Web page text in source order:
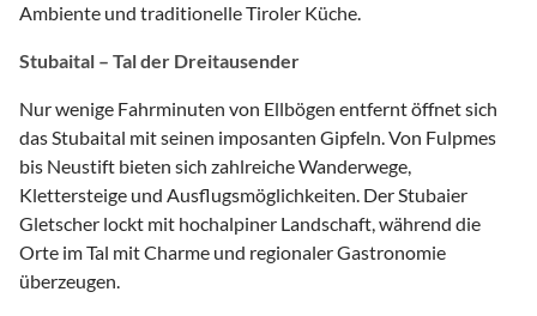
Ambiente und traditionelle Tiroler Küche.
Stubaital – Tal der Dreitausender
Nur wenige Fahrminuten von Ellbögen entfernt öffnet sich
das Stubaital mit seinen imposanten Gipfeln. Von Fulpmes
bis Neustift bieten sich zahlreiche Wanderwege,
Klettersteige und Ausflugsmöglichkeiten. Der Stubaier
Gletscher lockt mit hochalpiner Landschaft, während die
Orte im Tal mit Charme und regionaler Gastronomie
überzeugen.